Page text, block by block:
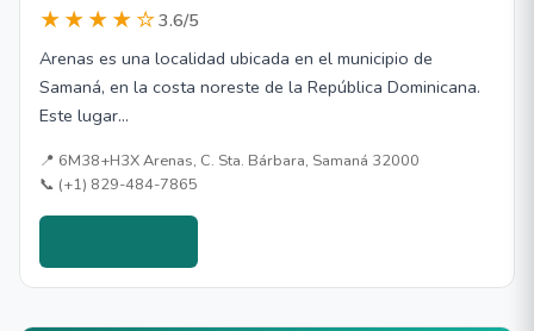
★★★★☆3.6/5
Arenas es una localidad ubicada en el municipio de
Samaná, en la costa noreste de la República Dominicana.
Este lugar…
📍 6M38+H3X Arenas, C. Sta. Bárbara, Samaná 32000
📞 (+1) 829-484-7865